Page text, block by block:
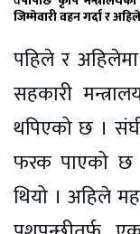
जिम्मेवारी वहन गर्दा र
पहिले र
सहकारी
थपिएको छ ।
फरक पाएको छ
थियो । अहिले